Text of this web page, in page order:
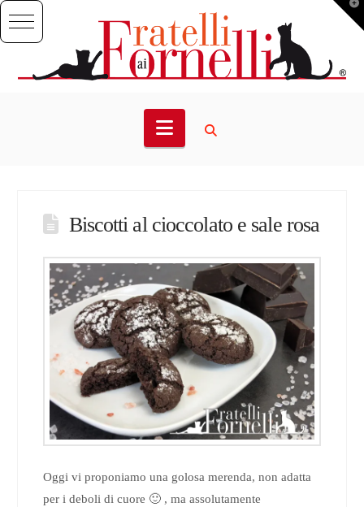
Navigation
Biscotti al cioccolato e sale rosa
Oggi vi proponiamo una golosa merenda, non adatta
per i deboli di cuore 🙂 , ma assolutamente